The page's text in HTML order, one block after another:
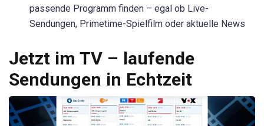
passende Programm finden – egal ob Live-
Sendungen, Primetime-Spielfilm oder aktuelle News
Jetzt im TV – laufende
Sendungen in Echtzeit